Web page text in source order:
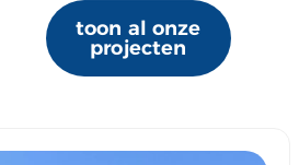
toon al onze
projecten